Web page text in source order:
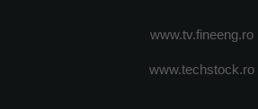
www.tv.fineeng.ro
www.techstock.ro